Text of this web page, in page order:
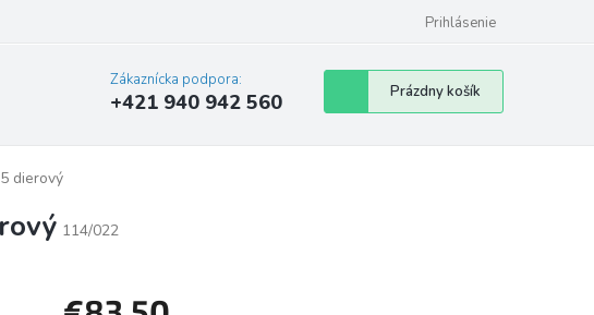
Prihlásenie
Zákaznícka podpora:
+421 940 942 560
Nákupný
košík
Prázdny košík
dierový
114/022